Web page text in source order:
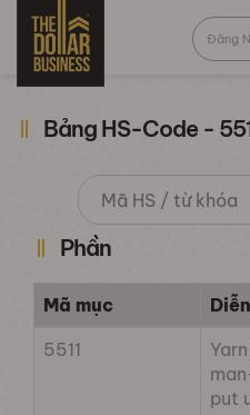
Đăng
Bảng HS-Code -
Phần
Mã mục
5511
put